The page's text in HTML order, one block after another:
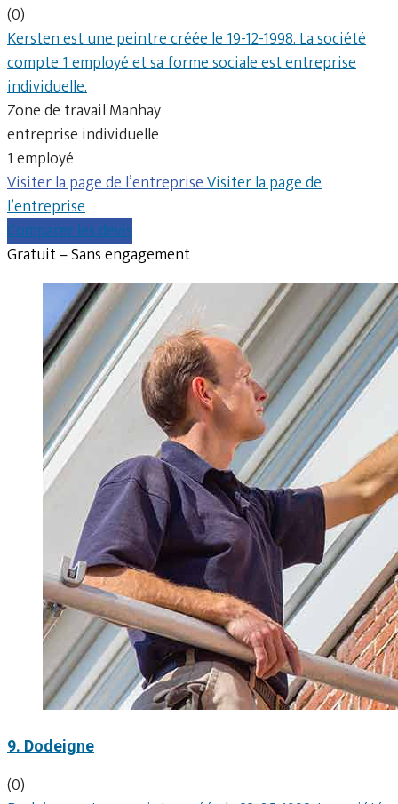
(0)
Kersten est une peintre créée le 19-12-1998. La société
compte 1 employé et sa forme sociale est entreprise
individuelle.
Zone de travail Manhay
entreprise individuelle
1 employé
Visiter la page de l’entrepriseVisiter la page de
l’entreprise
Comparer les devis
Gratuit – Sans engagement
9. Dodeigne
(0)